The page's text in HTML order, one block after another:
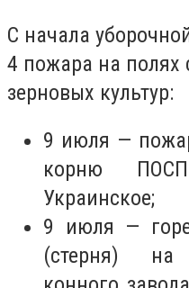
С начала
4 пожара на полях
зерновых культур:
9 июля —
корню
Украинское;
9 июля —
(стерня) на